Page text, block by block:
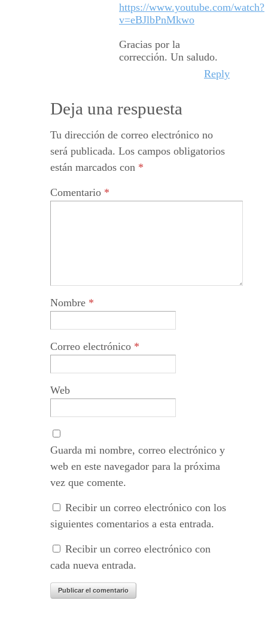
https://www.youtube.com/watch?
v=eBJlbPnMkwo
Gracias por la
corrección. Un saludo.
Reply
Deja una respuesta
Tu dirección de correo electrónico no
será publicada. Los campos obligatorios
están marcados con *
Comentario *
Nombre *
Correo electrónico *
Web
Guarda mi nombre, correo electrónico y
web en este navegador para la próxima
vez que comente.
Recibir un correo electrónico con los
siguientes comentarios a esta entrada.
Recibir un correo electrónico con
cada nueva entrada.